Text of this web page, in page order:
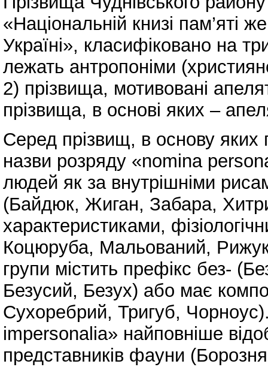
«Національній книзі пам’яті
Україні», класифіковано на
лежать антропоніми
2) прізвища, мотивовані
прізвища, в основі яких –
Серед прізвищ, в основу яких
назви розряду «nomina
людей як за внутрішніми
(Байдюк, Жиган, Забара,
характеристиками,
Коцюруба, Мальований,
групи містить префікс без-
Безусий, Безух) або має
Сухоребрий, Тригуб,
impersonalia» найповніше
представників фауни